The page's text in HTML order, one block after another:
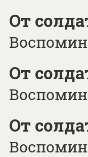
От
От
От